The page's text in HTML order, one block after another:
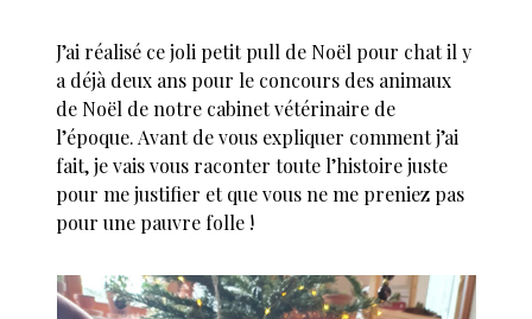
J’ai réalisé ce joli petit pull de Noël pour chat il y
a déjà deux ans pour le concours des animaux
de Noël de notre cabinet vétérinaire de
l’époque. Avant de vous expliquer comment j’ai
fait, je vais vous raconter toute l’histoire juste
pour me justifier et que vous ne me preniez pas
pour une pauvre folle !